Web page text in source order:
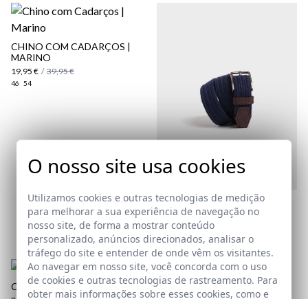
de Envio
CHINO COM CADARÇOS |
MARINO
19,95 € / 39,95 €
46 54
CINTO ENTRANÇADO
ENCERADO | MARINO
39,95 €
110
CAMISA DENIM | AZUL
O nosso site usa cookies
Utilizamos cookies e outras tecnologias de medição
para melhorar a sua experiência de navegação no
nosso site, de forma a mostrar conteúdo
personalizado, anúncios direcionados, analisar o
tráfego do site e entender de onde vêm os visitantes.
Ao navegar em nosso site, você concorda com o uso
de cookies e outras tecnologias de rastreamento. Para
obter mais informações sobre esses cookies, como e